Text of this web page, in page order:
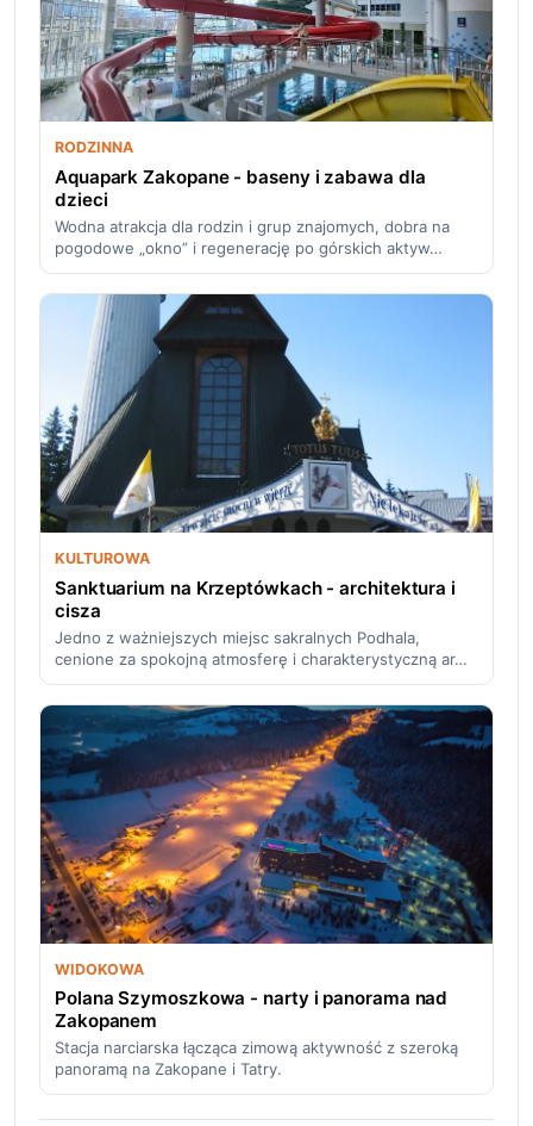
RODZINNA
Aquapark Zakopane - baseny i zabawa dla
dzieci
Wodna atrakcja dla rodzin i grup znajomych, dobra na
pogodowe „okno” i regenerację po górskich aktyw…
KULTUROWA
Sanktuarium na Krzeptówkach - architektura i
cisza
Jedno z ważniejszych miejsc sakralnych Podhala,
cenione za spokojną atmosferę i charakterystyczną ar…
WIDOKOWA
Polana Szymoszkowa - narty i panorama nad
Zakopanem
Stacja narciarska łącząca zimową aktywność z szeroką
panoramą na Zakopane i Tatry.